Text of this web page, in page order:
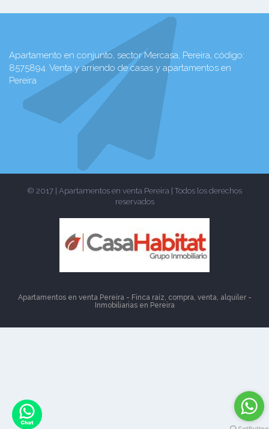
Apartamento en conjunto, sector Mercasa, Pereira, código:
8575894. Venta y arriendo de casas y apartamentos en
Pereira
© 2017 | Apartamentos en venta Pereira | Todos los derechos
reservados
Apartamentos en venta Pereira - Finca raíz, compra, venta, alquiler -
Inmobiliarias en Pereira